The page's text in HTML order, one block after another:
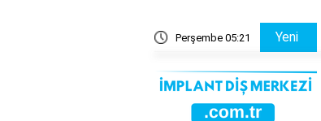
Perşembe 05:21 Yeni